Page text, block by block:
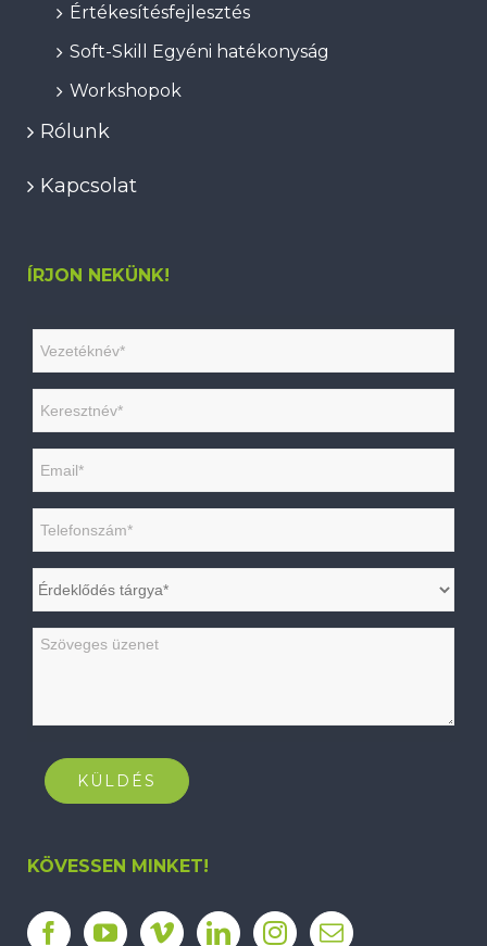
Értékesítésfejlesztés
Soft-Skill Egyéni hatékonyság
Workshopok
Rólunk
Kapcsolat
ÍRJON NEKÜNK!
KÖVESSEN MINKET!